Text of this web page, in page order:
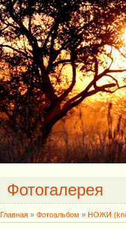
Фотогалерея
Главная » Фотоальбом » НОЖИ